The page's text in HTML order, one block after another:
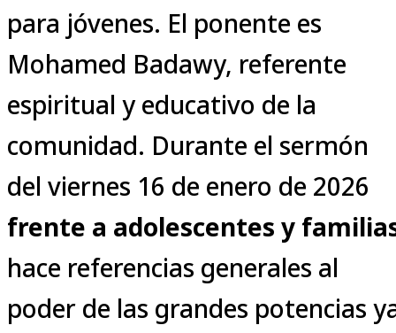
para jóvenes. El ponente es
Mohamed Badawy, referente
espiritual y educativo de la
comunidad. Durante el sermón
del viernes 16 de enero de 2026
frente a adolescentes y
hace referencias generales al
poder de las grandes potencias